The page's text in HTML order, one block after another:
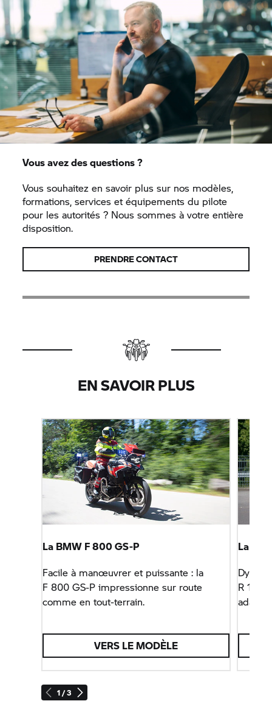
Vous avez des questions ?
Vous souhaitez en savoir plus sur nos modèles,
formations, services et équipements du pilote
pour les autorités ? Nous sommes à votre entière
disposition.
PRENDRE CONTACT
EN SAVOIR PLUS
1 / 3
La BMW F 800 GS-P
Facile à manœuvrer et puissante : la
F 800 GS-P impressionne sur route
comme en tout-terrain.
VERS LE MODÈLE
La
R 1300